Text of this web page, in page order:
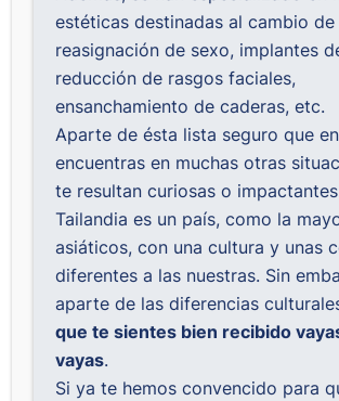
estéticas destinadas al cambio de
reasignación de sexo, implantes
reducción de rasgos faciales,
ensanchamiento de caderas, etc.
Aparte de ésta lista seguro que
encuentras en muchas otras
te resultan curiosas o
Tailandia es un país, como la
asiáticos, con una cultura y unas
diferentes a las nuestras. Sin
aparte de las diferencias
que te sientes bien recibido
vayas.
Si ya te hemos convencido para